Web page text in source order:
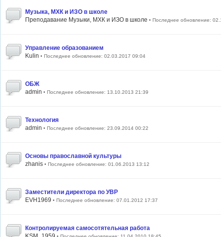
Музыка, МХК и ИЗО в школе
Преподавание Музыки, МХК и ИЗО в школе • Последнее обновление:
Управление образованием
Kulin • Последнее обновление: 02.03.2017 09:04
ОБЖ
admin • Последнее обновление: 13.10.2013 21:39
Технология
admin • Последнее обновление: 23.09.2014 00:22
Основы православной культуры
zhanis • Последнее обновление: 01.06.2013 13:12
Заместители директора по УВР
EVH1969 • Последнее обновление: 07.01.2012 17:37
Контролируемая самосотятельная работа